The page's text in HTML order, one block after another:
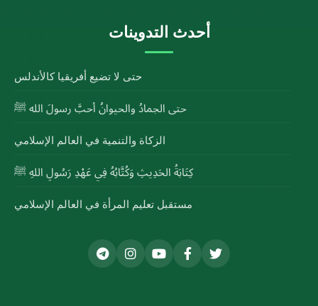
أحدث التدوينات
حتى لا تضيع أفريقيا كالأندلس
حتى الجمادُ والحيوانُ أحبَّ رسولَ الله ﷺ
الزكاة والتنمية في العالم الإسلامي
كِتَابَةُ الحَدِيثِ وَكُتَّابُهُ فِي عَهْدِ رَسُولِ اللهِ ﷺ
مستقبل تعليم المرأة في العالم الإسلامي